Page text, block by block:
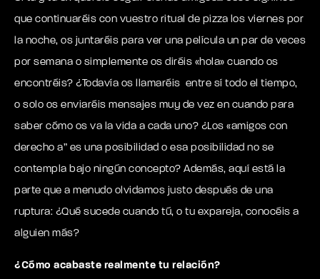
que continuaréis con vuestro ritual de pizza los viernes por
la noche, os juntaréis para ver una película un par de veces
por semana o simplemente os diréis «hola» cuando os
encontréis? ¿Todavía os llamaréis entre sí todo el tiempo,
o solo os enviaréis mensajes muy de vez en cuando para
saber cómo os va la vida a cada uno? ¿Los «amigos con
derecho a” es una posibilidad o esa posibilidad no se
contempla bajo ningún concepto? Además, aquí está la
parte que a menudo olvidamos justo después de una
ruptura: ¿Qué sucede cuando tú, o tu expareja, conocéis a
alguien más?
¿Cómo acabaste realmente tu relación?